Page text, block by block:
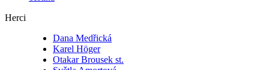
Herci
Dana Medřická
Karel Höger
Otakar Brousek st.